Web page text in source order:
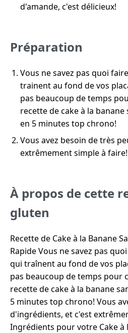
d'amande, c'est délicieux!
Préparation
Vous ne savez pas quoi
trainent au fond de vos
pas beaucoup de temps
recette de cake à la
en 5 minutes top chrono!
Vous avez besoin de très
extrêmement simple à faire!
À propos de cette
gluten
Recette de Cake à la Banane
Rapide Vous ne savez pas
qui traînent au fond de vos
pas beaucoup de temps pour
recette de cake à la banane
5 minutes top chrono! Vous
d'ingrédients, et c'est
Ingrédients pour votre Cake à